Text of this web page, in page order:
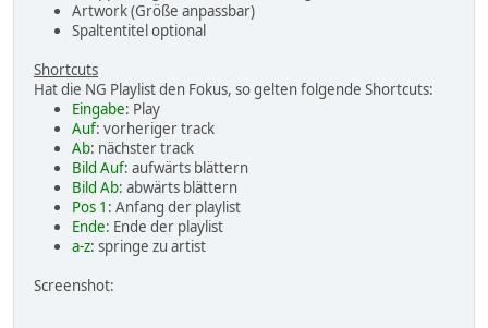
Artwork (Größe anpassbar)
Spaltentitel optional
Shortcuts
Hat die NG Playlist den Fokus, so gelten folgende Shortcuts:
Eingabe: Play
Auf: vorheriger track
Ab: nächster track
Bild Auf: aufwärts blättern
Bild Ab: abwärts blättern
Pos 1 : Anfang der playlist
Ende: Ende der playlist
a-z: springe zu artist
Screenshot: